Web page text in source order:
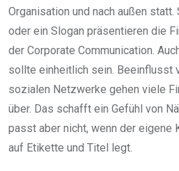
Organisation und nach außen statt.
oder ein Slogan präsentieren die
der Corporate Communication.
sollte einheitlich sein. Beeinflusst
sozialen Netzwerke gehen viele
über. Das schafft ein Gefühl von
passt aber nicht, wenn der eigene
auf Etikette und Titel legt.